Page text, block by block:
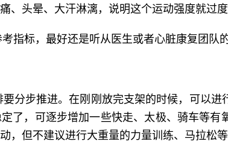
、头晕、大汗淋漓，说明这个运动强度就过
指标，最好还是听从医生或者心脏康复团队的
分步推进。在刚刚放完支架的时候，可以
了，可逐步增加一些快走、太极、骑车等有
，但不建议进行大重量的力量训练、马拉松等